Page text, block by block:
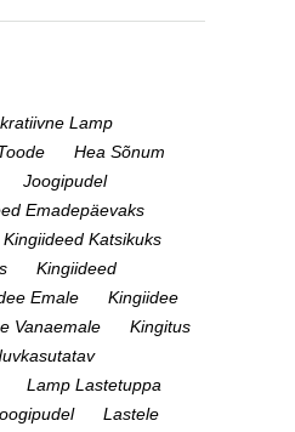
Lamp
Hea Sõnum
Joogipudel
Emadepäevaks
Kingiideed Katsikuks
Kingiideed
Emale
Kingiidee
Vanaemale
Kingitus
Lamp Lastetuppa
Lastele